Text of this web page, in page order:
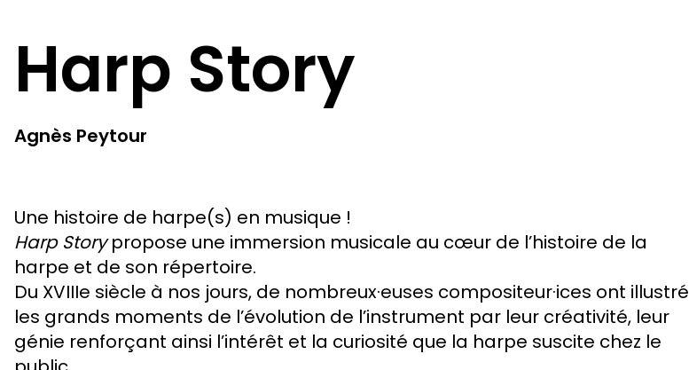
Harp Story
Agnès Peytour
Une histoire de harpe(s) en musique !
Harp Storypropose une immersion musicale au cœur de l’histoire de la
harpe et de son répertoire.
Du XVIIIe siècle à nos jours, de nombreux·euses compositeur·ices ont illustré
les grands moments de l’évolution de l’instrument par leur créativité, leur
génie renforçant ainsi l’intérêt et la curiosité que la harpe suscite chez le